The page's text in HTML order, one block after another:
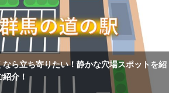
なら立ち寄りたい！静かな穴場スポットを紹
介！